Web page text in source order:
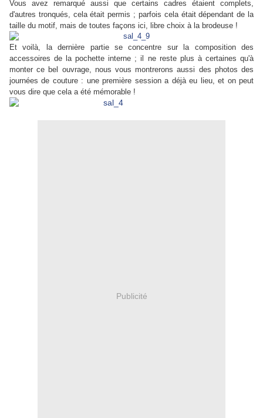
Vous avez remarqué aussi que certains cadres étaient complets,
d'autres tronqués, cela était permis ; parfois cela était dépendant de la
taille du motif, mais de toutes façons ici, libre choix à la brodeuse !
Et voilà, la dernière partie se concentre sur la composition des
accessoires de la pochette interne ; il ne reste plus à certaines qu'à
monter ce bel ouvrage, nous vous montrerons aussi des photos des
journées de couture : une première session a déjà eu lieu, et on peut
vous dire que cela a été mémorable !
Publicité